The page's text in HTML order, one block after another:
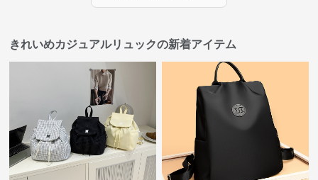
きれいめカジュアルリュックの新着アイテム